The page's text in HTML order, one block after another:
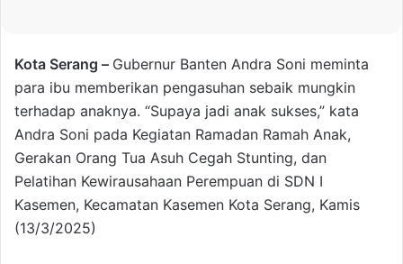
Kota Serang – Gubernur Banten Andra Soni meminta
para ibu memberikan pengasuhan sebaik mungkin
terhadap anaknya. “Supaya jadi anak sukses,” kata
Andra Soni pada Kegiatan Ramadan Ramah Anak,
Gerakan Orang Tua Asuh Cegah Stunting, dan
Pelatihan Kewirausahaan Perempuan di SDN I
Kasemen, Kecamatan Kasemen Kota Serang, Kamis
(13/3/2025)